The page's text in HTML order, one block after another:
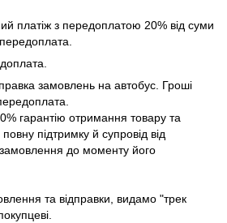
платіж з передоплатою 20% від суми
замовлень на автобус. Гроші
гарантію отримання товару та
підтримку й супровід від
до моменту його
та відправки, видамо "трек